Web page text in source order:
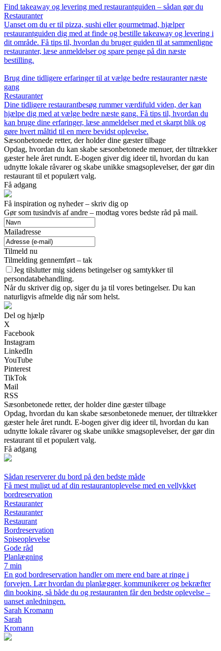
Find takeaway og levering med restaurantguiden – sådan gør du
Restauranter
Uanset om du er til pizza, sushi eller gourmetmad, hjælper
restaurantguiden dig med at finde og bestille takeaway og levering i
dit område. Få tips til, hvordan du bruger guiden til at sammenligne
restauranter, læse anmeldelser og spare penge på din næste
bestilling.
Brug dine tidligere erfaringer til at vælge bedre restauranter næste
gang
Restauranter
Dine tidligere restaurantbesøg rummer værdifuld viden, der kan
hjælpe dig med at vælge bedre næste gang. Få tips til, hvordan du
kan bruge dine erfaringer, læse anmeldelser med et skarpt blik og
gøre hvert måltid til en mere bevidst oplevelse.
Sæsonbetonede retter, der holder dine gæster tilbage
Opdag, hvordan du kan skabe sæsonbetonede menuer, der tiltrækker
gæster hele året rundt. E-bogen giver dig ideer til, hvordan du kan
udnytte lokale råvarer og skabe unikke smagsoplevelser, der gør din
restaurant til et populært valg.
Få adgang
Få inspiration og nyheder – skriv dig op
Gør som tusindvis af andre – modtag vores bedste råd på mail.
Mailadresse
Tilmeld nu
Tilmelding gennemført – tak
Jeg tilslutter mig sidens betingelser og samtykker til
persondatabehandling.
Når du skriver dig op, siger du ja til vores betingelser. Du kan
naturligvis afmelde dig når som helst.
Del og hjælp
X
Facebook
Instagram
LinkedIn
YouTube
Pinterest
TikTok
Mail
RSS
Sæsonbetonede retter, der holder dine gæster tilbage
Opdag, hvordan du kan skabe sæsonbetonede menuer, der tiltrækker
gæster hele året rundt. E-bogen giver dig ideer til, hvordan du kan
udnytte lokale råvarer og skabe unikke smagsoplevelser, der gør din
restaurant til et populært valg.
Få adgang
Sådan reserverer du bord på den bedste måde
Få mest muligt ud af din restaurantoplevelse med en vellykket
bordreservation
Restauranter
Restauranter
Restaurant
Bordreservation
Spiseoplevelse
Gode råd
Planlægning
7 min
En god bordreservation handler om mere end bare at ringe i
forvejen. Lær hvordan du planlægger, kommunikerer og bekræfter
din booking, så både du og restauranten får den bedste oplevelse –
uanset anledningen.
Sarah Kromann
Sarah
Kromann